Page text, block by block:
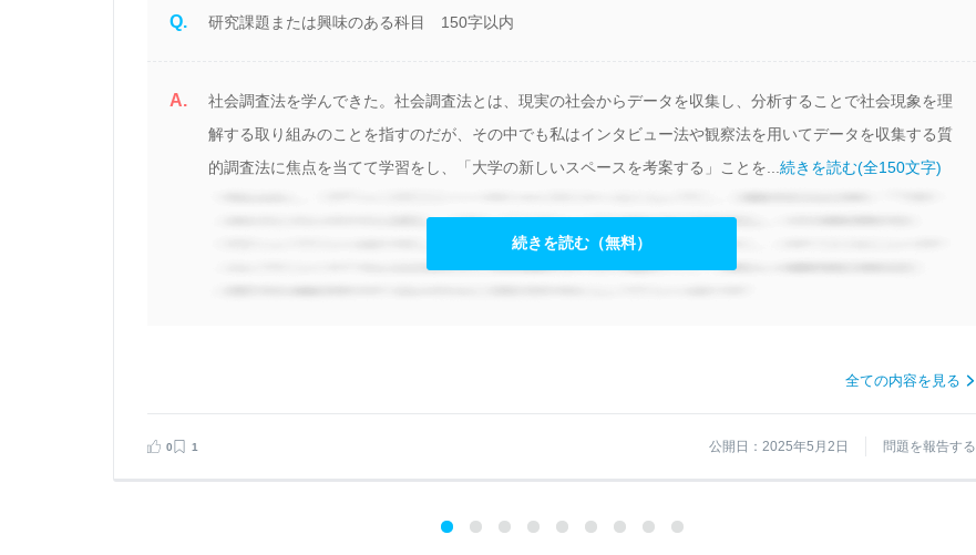
Q. 研究課題または興味のある科目 150字以内
A.
社会調査法を学んできた。社会調査法とは、現実の社会からデータを収集し、分析することで社会現象を理
解する取り組みのことを指すのだが、その中でも私はインタビュー法や観察法を用いてデータを収集する質
的調査法に焦点を当てて学習をし、「大学の新しいスペースを考案する」ことを... 続きを読む(全150文字)
続きを読む（無料）
全ての内容を見る
0 1 公開日：2025年5月2日 問題を報告する